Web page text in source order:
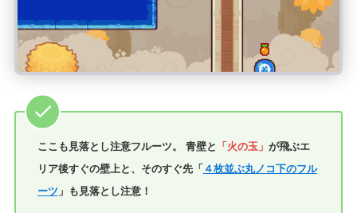
ここも見落とし注意フルーツ。 青壁と 「火の玉」 が飛ぶエ
リア後すぐの壁上と、そのすぐ先「 ４枚並ぶ丸ノコ下のフル
ーツ 」も見落とし注意！